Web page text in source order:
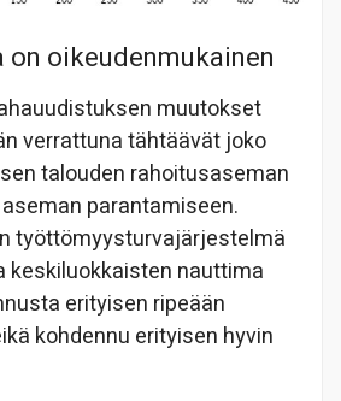
on oikeudenmukainen
muutokset
verrattuna tähtäävät joko
talouden rahoitusaseman
parantamiseen.
työttömyysturvajärjestelmä
keskiluokkaisten nauttima
erityisen ripeään
kohdennu erityisen hyvin